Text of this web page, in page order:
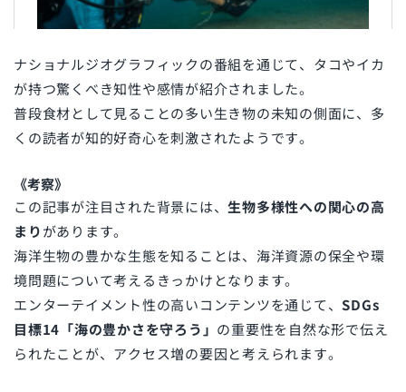
ナショナルジオグラフィックの番組を通じて、タコやイカ
が持つ驚くべき知性や感情が紹介されました。
普段食材として見ることの多い生き物の未知の側面に、多
くの読者が知的好奇心を刺激されたようです。
《考察》
この記事が注目された背景には、生物多様性への関心の高
まりがあります。
海洋生物の豊かな生態を知ることは、海洋資源の保全や環
境問題について考えるきっかけとなります。
エンターテイメント性の高いコンテンツを通じて、SDGs
目標14「海の豊かさを守ろう」 の重要性を自然な形で伝え
られたことが、アクセス増の要因と考えられます。